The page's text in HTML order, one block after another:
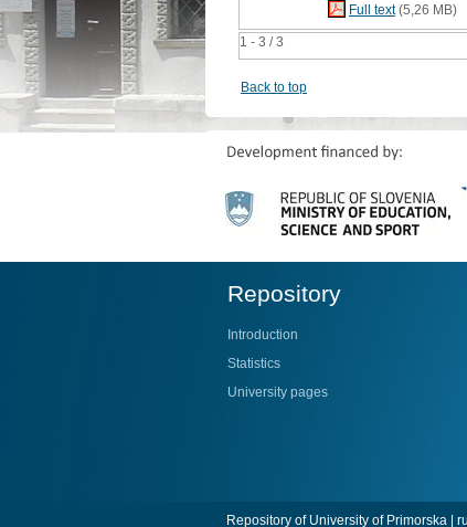
1 - 3 / 3
Full text(5,26 MB)
Back to top
Repository
Introduction
Statistics
University pages
Repository of University of Primorska |